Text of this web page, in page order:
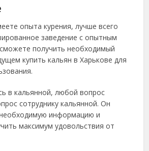
опыта курения, лучше всего
заведение с опытным
получить необходимый
купить кальян в Харькове для
в кальянной, любой вопрос
сотруднику кальянной. Он
информацию и
максимум удовольствия от